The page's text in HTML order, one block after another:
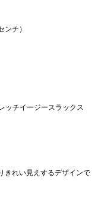
チ）
ッチイージースラックス
きれい見えするデザインで